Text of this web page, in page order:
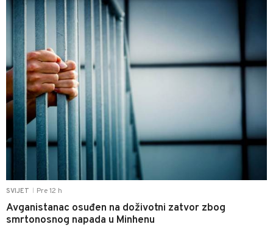
SVIJET Pre 12 h
Avganistanac osuđen na doživotni zatvor zbog
smrtonosnog napada u Minhenu